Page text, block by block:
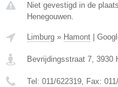
Niet gevestigd in de
Henegouwen.
Limburg » Hamont
Bevrijdingsstraat 7, 3930
Tel: 011/622319, Fax: